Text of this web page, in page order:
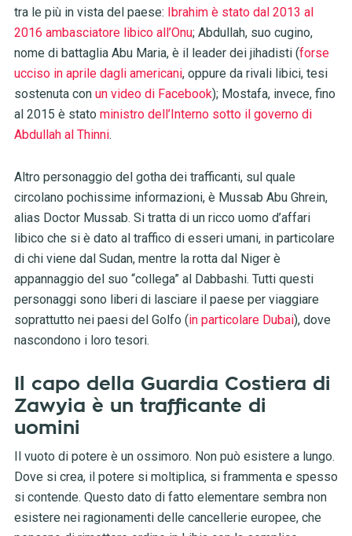
tra le più in vista del paese: Ibrahim è stato dal 2013 al
2016 ambasciatore libico all’Onu; Abdullah, suo cugino,
nome di battaglia Abu Maria, è il leader dei jihadisti (forse
ucciso in aprile dagli americani, oppure da rivali libici, tesi
sostenuta con un video di Facebook); Mostafa, invece, fino
al 2015 è stato ministro dell’Interno sotto il governo di
Abdullah al Thinni.
Altro personaggio del gotha dei trafficanti, sul quale
circolano pochissime informazioni, è Mussab Abu Ghrein,
alias Doctor Mussab. Si tratta di un ricco uomo d’affari
libico che si è dato al traffico di esseri umani, in particolare
di chi viene dal Sudan, mentre la rotta dal Niger è
appannaggio del suo “collega” al Dabbashi. Tutti questi
personaggi sono liberi di lasciare il paese per viaggiare
soprattutto nei paesi del Golfo (in particolare Dubai), dove
nascondono i loro tesori.
Il capo della Guardia Costiera di
Zawyia è un trafficante di
uomini
Il vuoto di potere è un ossimoro. Non può esistere a lungo.
Dove si crea, il potere si moltiplica, si frammenta e spesso
si contende. Questo dato di fatto elementare sembra non
esistere nei ragionamenti delle cancellerie europee, che